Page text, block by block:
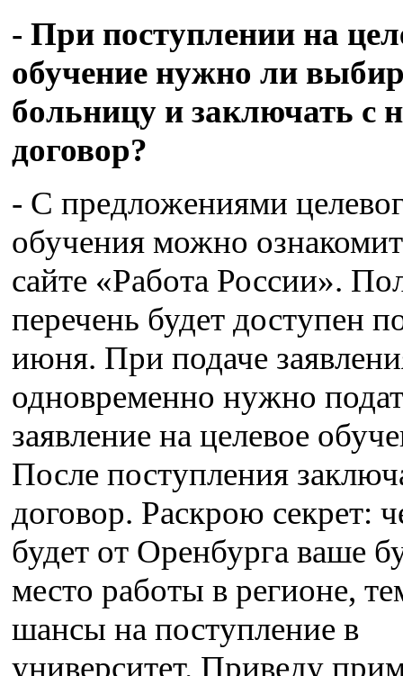
- При поступлении на
обучение нужно ли
больницу и заключать с
договор?
- С предложениями
обучения можно
сайте «Работа России».
перечень будет доступен
июня. При подаче
одновременно нужно
заявление на целевое
После поступления
договор. Раскрою секрет:
будет от Оренбурга ваше
место работы в регионе,
шансы на поступление в
университет. Приведу